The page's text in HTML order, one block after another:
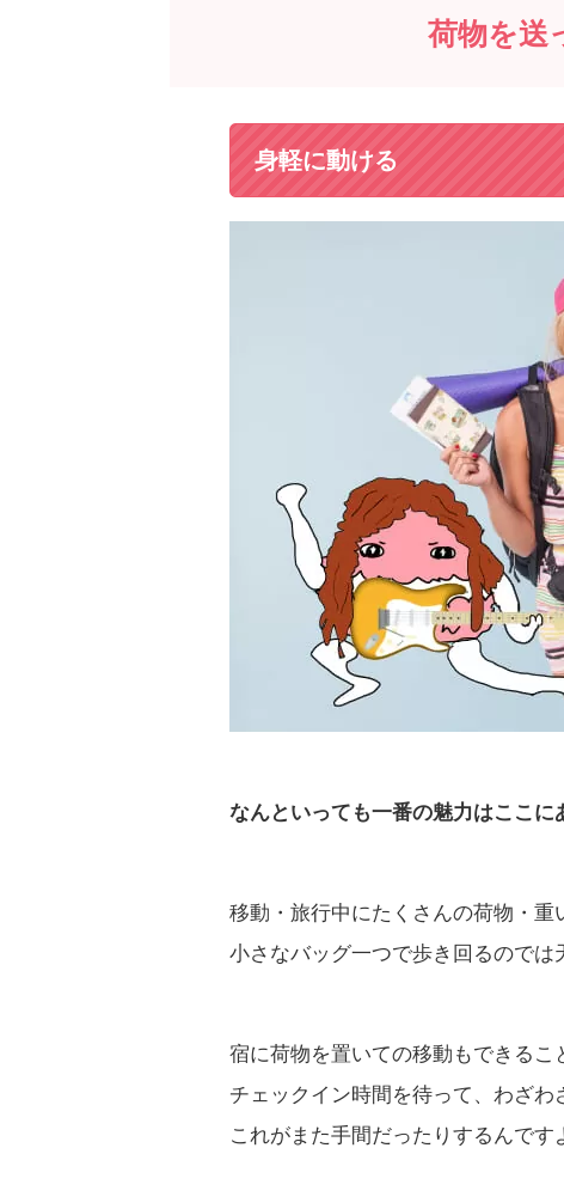
荷物を送
身軽に動ける
なんといっても一番の魅力はここに
移動・旅行中にたくさんの荷物・重
小さなバッグ一つで歩き回るのでは
宿に荷物を置いての移動もできるこ
チェックイン時間を待って、わざわ
これがまた手間だったりするんです